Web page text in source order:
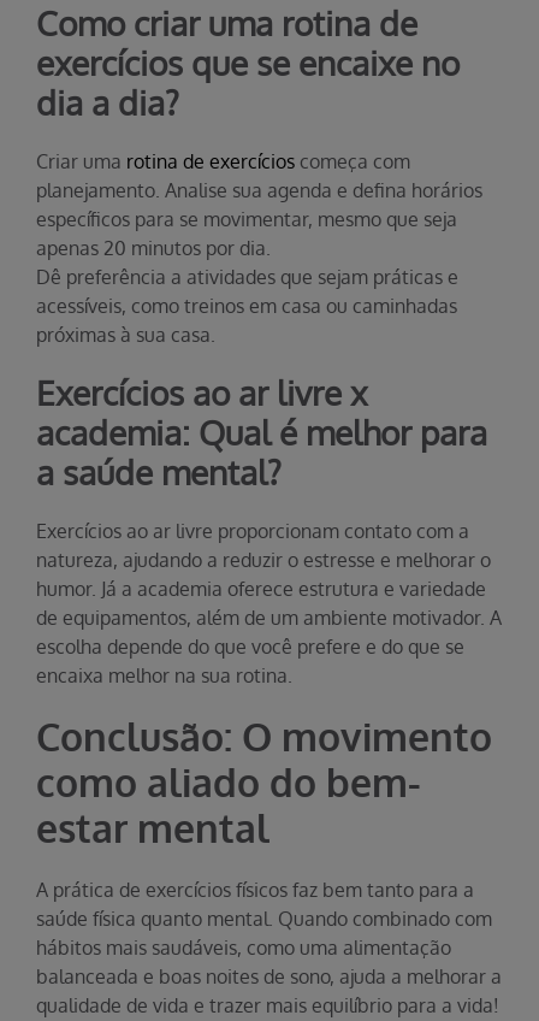
Como criar uma rotina de
exercícios que se encaixe no
dia a dia?
Criar uma rotina de exercícios começa com
planejamento. Analise sua agenda e defina horários
específicos para se movimentar, mesmo que seja
apenas 20 minutos por dia.
Dê preferência a atividades que sejam práticas e
acessíveis, como treinos em casa ou caminhadas
próximas à sua casa.
Exercícios ao ar livre x
academia: Qual é melhor para
a saúde mental?
Exercícios ao ar livre proporcionam contato com a
natureza, ajudando a reduzir o estresse e melhorar o
humor. Já a academia oferece estrutura e variedade
de equipamentos, além de um ambiente motivador. A
escolha depende do que você prefere e do que se
encaixa melhor na sua rotina.
Conclusão: O movimento
como aliado do bem-
estar mental
A prática de exercícios físicos faz bem tanto para a
saúde física quanto mental. Quando combinado com
hábitos mais saudáveis, como uma alimentação
balanceada e boas noites de sono, ajuda a melhorar a
qualidade de vida e trazer mais equilíbrio para a vida!